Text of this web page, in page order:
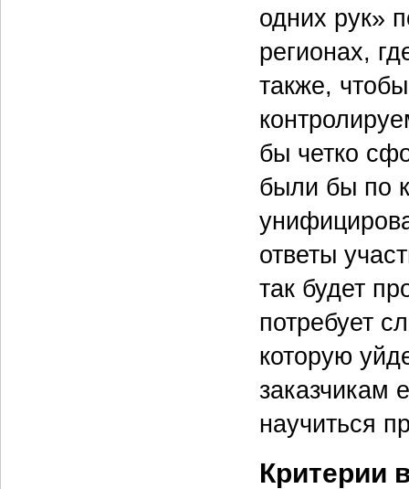
одних рук»
регионах,
также,
бы четко
были бы по
ответы
так будет
потребует
которую
заказчикам
научиться
Критерии